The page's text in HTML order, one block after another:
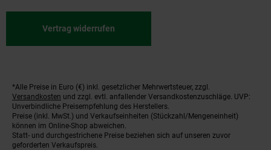
Vertrag widerrufen
Fußnoten
*Alle Preise in Euro (€) inkl. gesetzlicher Mehrwertsteuer, zzgl.
Versandkosten und zzgl. evtl. anfallender Versandkostenzuschläge. UVP:
Unverbindliche Preisempfehlung des Herstellers.
Preise (inkl. MwSt.) und Verkaufseinheiten (Stückzahl/Mengeneinheit)
können im Online-Shop abweichen.
Statt- und durchgestrichene Preise beziehen sich auf unseren zuvor
geforderten Verkaufspreis.